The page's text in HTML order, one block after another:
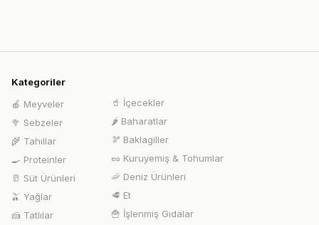
Kategoriler
🍎 Meyveler
🥦 Sebzeler
🌾 Tahıllar
🍳 Proteinler
🥛 Süt Ürünleri
🫒 Yağlar
🍰 Tatlılar
🥤 İçecekler
🌶️ Baharatlar
🫘 Baklagiller
🥜 Kuruyemiş & Tohumlar
🦐 Deniz Ürünleri
🥩 Et
🍟 İşlenmiş Gıdalar